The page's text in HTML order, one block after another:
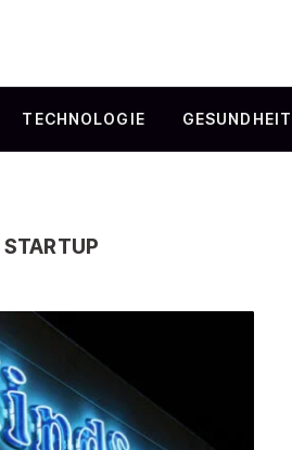
TECHNOLOGIE GESUNDHEIT
STARTUP